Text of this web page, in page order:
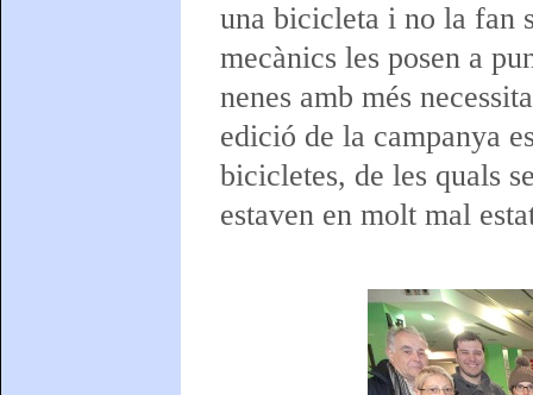
una bicicleta i no la fan
mecànics les posen a
nenes amb més
edició de la campanya
bicicletes, de les quals
estaven en molt mal